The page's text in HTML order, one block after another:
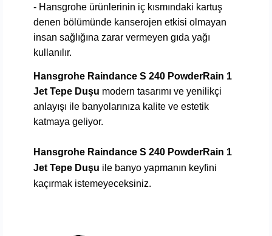
- Hansgrohe ürünlerinin iç kısmındaki kartuş
denen bölümünde kanserojen etkisi olmayan
insan sağlığına zarar vermeyen gıda yağı
kullanılır.
Hansgrohe Raindance S 240 PowderRain 1
Jet Tepe Duşu modern tasarımı ve yenilikçi
anlayışı ile banyolarınıza kalite ve estetik
katmaya geliyor.
Hansgrohe Raindance S 240 PowderRain 1
Jet Tepe Duşu ile banyo yapmanın keyfini
kaçırmak istemeyeceksiniz.